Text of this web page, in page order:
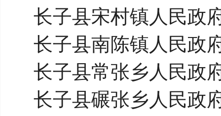
长子县宋村镇人民政
长子县南陈镇人民政
长子县常张乡人民政
长子县碾张乡人民政